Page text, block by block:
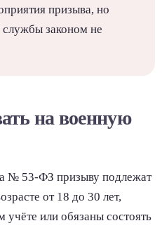
призыва, но
законом не
на военную
№ 53-ФЗ призыву подлежат
от 18 до 30 лет,
учёте или обязаны состоять